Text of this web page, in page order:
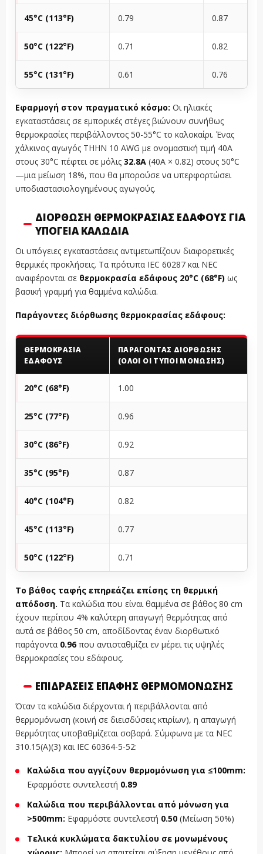
45°C (113°F) 0.79 0.87
50°C (122°F) 0.71 0.82
55°C (131°F) 0.61 0.76
Εφαρμογή στον πραγματικό κόσμο: Οι ηλιακές
εγκαταστάσεις σε εμπορικές στέγες βιώνουν συνήθως
θερμοκρασίες περιβάλλοντος 50-55°C το καλοκαίρι. Ένας
χάλκινος αγωγός THHN 10 AWG με ονομαστική τιμή 40A
στους 30°C πέφτει σε μόλις 32.8A (40A × 0.82) στους 50°C
—μια μείωση 18%, που θα μπορούσε να υπερφορτώσει
υποδιαστασιολογημένους αγωγούς.
ΔΙΌΡΘΩΣΗ ΘΕΡΜΟΚΡΑΣΊΑΣ ΕΔΆΦΟΥΣ ΓΙΑ
ΥΠΌΓΕΙΑ ΚΑΛΏΔΙΑ
Οι υπόγειες εγκαταστάσεις αντιμετωπίζουν διαφορετικές
θερμικές προκλήσεις. Τα πρότυπα IEC 60287 και NEC
αναφέρονται σε θερμοκρασία εδάφους 20°C (68°F) ως
βασική γραμμή για θαμμένα καλώδια.
Παράγοντες διόρθωσης θερμοκρασίας εδάφους:
ΘΕΡΜΟΚΡΑΣΊΑ
ΕΔΆΦΟΥΣ
ΠΑΡΆΓΟΝΤΑΣ ΔΙΌΡΘΩΣΗΣ
(ΌΛΟΙ ΟΙ ΤΎΠΟΙ ΜΌΝΩΣΗΣ)
20°C (68°F) 1.00
25°C (77°F) 0.96
30°C (86°F) 0.92
35°C (95°F) 0.87
40°C (104°F) 0.82
45°C (113°F) 0.77
50°C (122°F) 0.71
Το βάθος ταφής επηρεάζει επίσης τη θερμική
απόδοση. Τα καλώδια που είναι θαμμένα σε βάθος 80 cm
έχουν περίπου 4% καλύτερη απαγωγή θερμότητας από
αυτά σε βάθος 50 cm, αποδίδοντας έναν διορθωτικό
παράγοντα 0.96που αντισταθμίζει εν μέρει τις υψηλές
θερμοκρασίες του εδάφους.
ΕΠΙΔΡΆΣΕΙΣ ΕΠΑΦΉΣ ΘΕΡΜΟΜΌΝΩΣΗΣ
Όταν τα καλώδια διέρχονται ή περιβάλλονται από
θερμομόνωση (κοινή σε διεισδύσεις κτιρίων), η απαγωγή
θερμότητας υποβαθμίζεται σοβαρά. Σύμφωνα με τα NEC
310.15(A)(3) και IEC 60364-5-52:
Καλώδια που αγγίζουν θερμομόνωση για ≤100mm:
Εφαρμόστε συντελεστή 0.89
Καλώδια που περιβάλλονται από μόνωση για
>500mm: Εφαρμόστε συντελεστή 0.50 (Μείωση 50%)
Τελικά κυκλώματα δακτυλίου σε μονωμένους